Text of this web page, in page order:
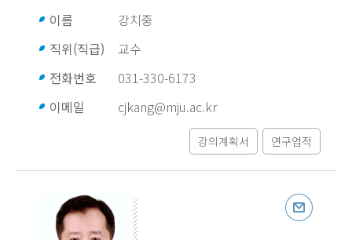
이름
강치중
직위(직급)
교수
전화번호
031-330-6173
이메일
cjkang@mju.ac.kr
강의계획서 연구업적